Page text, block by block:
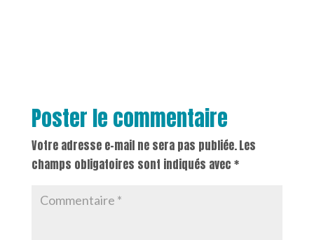
Poster le commentaire
Votre adresse e-mail ne sera pas publiée.Les
champs obligatoires sont indiqués avec *